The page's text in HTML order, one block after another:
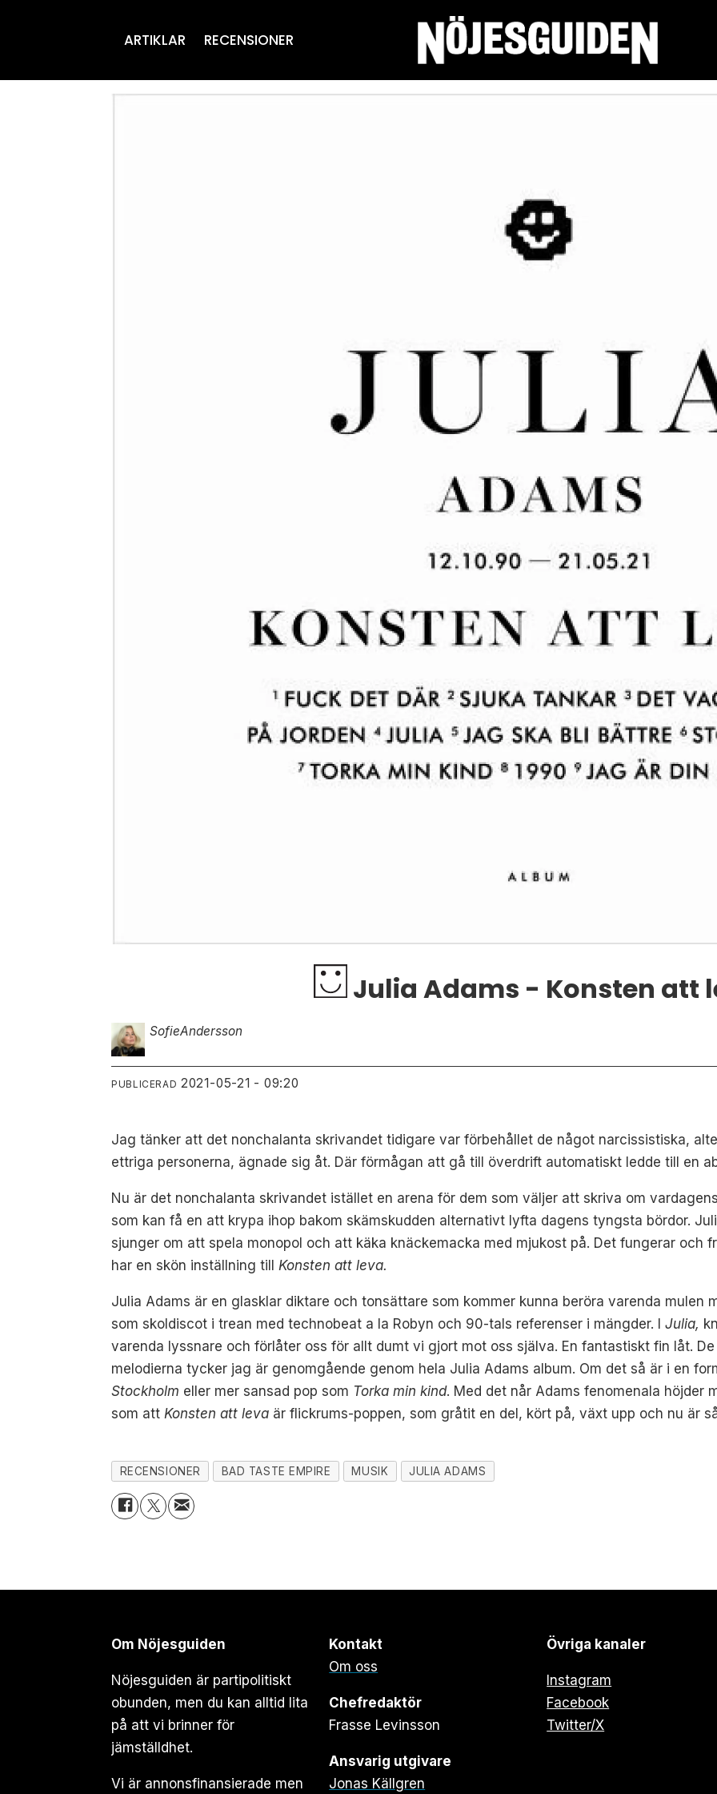
ARTIKLAR RECENSIONER
Julia Adams - Konsten att
SofieAndersson
PUBLICERAD 2021-05-21 - 09:20
Jag tänker att det nonchalanta skrivandet tidigare var förbehållet de något narcissistiska,
ettriga personerna, ägnade sig åt. Där förmågan att gå till överdrift automatiskt ledde till en
Nu är det nonchalanta skrivandet istället en arena för dem som väljer att skriva om
som kan få en att krypa ihop bakom skämskudden alternativt lyfta dagens tyngsta bördor.
sjunger om att spela monopol och att käka knäckemacka med mjukost på. Det fungerar och
har en skön inställning till Konsten att leva.
Julia Adams är en glasklar diktare och tonsättare som kommer kunna beröra varenda mulen
som skoldiscot i trean med technobeat a la Robyn och 90-tals referenser i mängder. IJulia,
varenda lyssnare och förlåter oss för allt dumt vi gjort mot oss själva. En fantastiskt fin låt.
melodierna tycker jag är genomgående genom hela Julia Adams album. Om det så är i en
Stockholm eller mer sansad pop som Torka min kind. Med det når Adams fenomenala höjder
som att Konsten att leva är flickrums-poppen, som gråtit en del, kört på, växt upp och nu är
RECENSIONER BAD TASTE EMPIRE MUSIK JULIA ADAMS
Om Nöjesguiden
Nöjesguiden är partipolitiskt
obunden, men du kan alltid lita
på att vi brinner för
jämställdhet.
Vi är annonsfinansierade men
Kontakt
Om oss
Chefredaktör
Frasse Levinsson
Ansvarig utgivare
Jonas Källgren
Övriga kanaler
Instagram
Facebook
Twitter/X